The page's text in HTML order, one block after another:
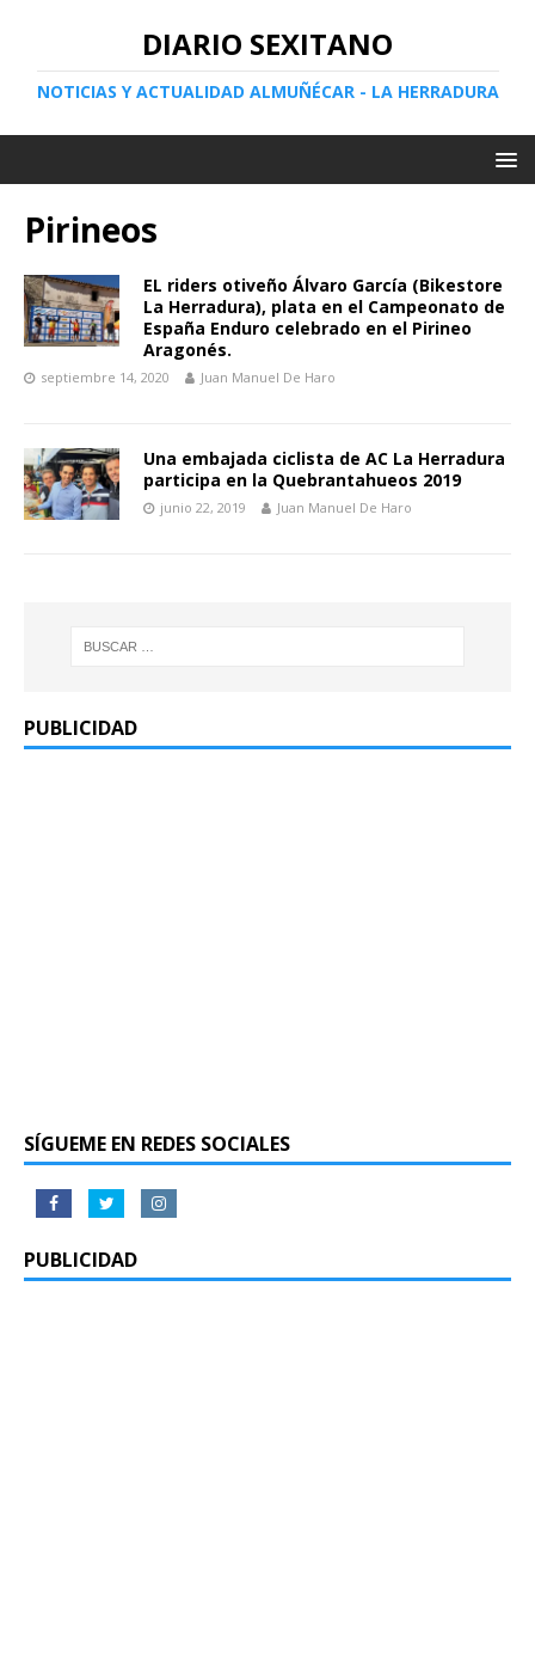
DIARIO SEXITANO
NOTICIAS Y ACTUALIDAD ALMUÑÉCAR - LA HERRADURA
Pirineos
EL riders otiveño Álvaro García (Bikestore
La Herradura), plata en el Campeonato de
España Enduro celebrado en el Pirineo
Aragonés.
septiembre 14, 2020 Juan Manuel De Haro
Una embajada ciclista de AC La Herradura
participa en la Quebrantahueos 2019
junio 22, 2019 Juan Manuel De Haro
PUBLICIDAD
SÍGUEME EN REDES SOCIALES
PUBLICIDAD